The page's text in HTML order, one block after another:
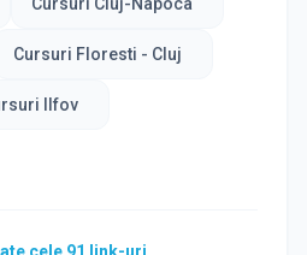
Cursuri Floresti - Cluj
Ilfov
cele 91 link-uri